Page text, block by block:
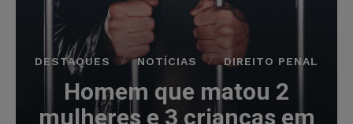
DESTAQUES NOTÍCIAS DIREITO PENAL
Homem que matou 2
mulheres e 3 crianças em